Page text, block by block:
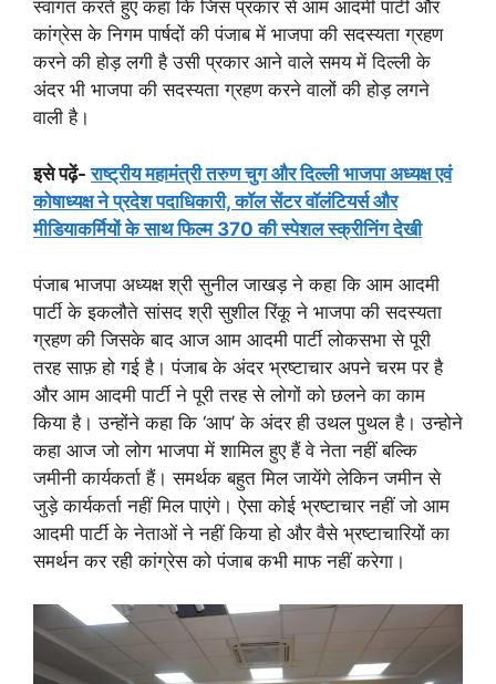
स्वागत करते हुए कहा कि जिस प्रकार से आम आदमी पार्टी और
कांग्रेस के निगम पार्षदों की पंजाब में भाजपा की सदस्यता ग्रहण
करने की होड़ लगी है उसी प्रकार आने वाले समय में दिल्ली के
अंदर भी भाजपा की सदस्यता ग्रहण करने वालों की होड़ लगने
वाली है।
इसे पढ़ें-राष्ट्रीय महामंत्री तरुण चुग और दिल्ली भाजपा अध्यक्ष एवं
कोषाध्यक्ष ने प्रदेश पदाधिकारी, कॉल सेंटर वॉलंटियर्स और
मीडियाकर्मियों के साथ फिल्म 370 की स्पेशल स्क्रीनिंग देखी
पंजाब भाजपा अध्यक्ष श्री सुनील जाखड़ ने कहा कि आम आदमी
पार्टी के इकलौते सांसद श्री सुशील रिंकू ने भाजपा की सदस्यता
ग्रहण की जिसके बाद आज आम आदमी पार्टी लोकसभा से पूरी
तरह साफ़ हो गई है। पंजाब के अंदर भ्रष्टाचार अपने चरम पर है
और आम आदमी पार्टी ने पूरी तरह से लोगों को छलने का काम
किया है। उन्होंने कहा कि ‘आप’ के अंदर ही उथल पुथल है। उन्होने
कहा आज जो लोग भाजपा में शामिल हुए हैं वे नेता नहीं बल्कि
जमीनी कार्यकर्ता हैं। समर्थक बहुत मिल जायेंगे लेकिन जमीन से
जुड़े कार्यकर्ता नहीं मिल पाएंगे। ऐसा कोई भ्रष्टाचार नहीं जो आम
आदमी पार्टी के नेताओं ने नहीं किया हो और वैसे भ्रष्टाचारियों का
समर्थन कर रही कांग्रेस को पंजाब कभी माफ नहीं करेगा।